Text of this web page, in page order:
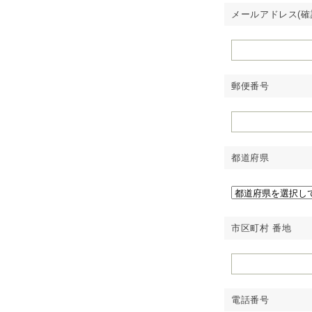
メールアドレス(
郵便番号
都道府県
市区町村 番地
電話番号